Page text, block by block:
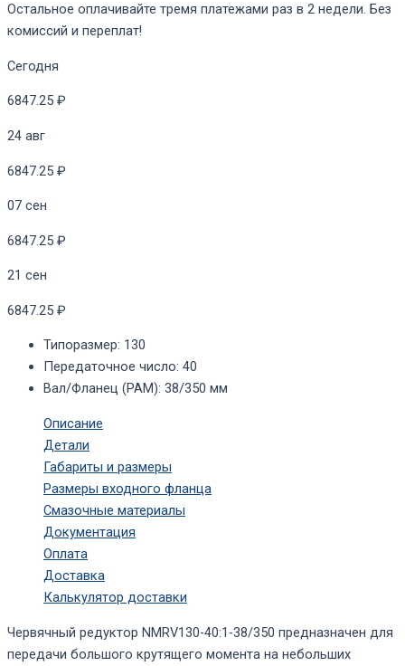
Остальное оплачивайте тремя платежами раз в 2 недели. Без
комиссий и переплат!
Сегодня
6847.25 ₽
24 авг
6847.25 ₽
07 сен
6847.25 ₽
21 сен
6847.25 ₽
Типоразмер: 130
Передаточное число: 40
Вал/Фланец (PAM): 38/350 мм
Описание
Детали
Габариты и размеры
Размеры входного фланца
Смазочные материалы
Документация
Оплата
Доставка
Калькулятор доставки
Червячный редуктор NMRV130-40:1-38/350 предназначен для
передачи большого крутящего момента на небольших